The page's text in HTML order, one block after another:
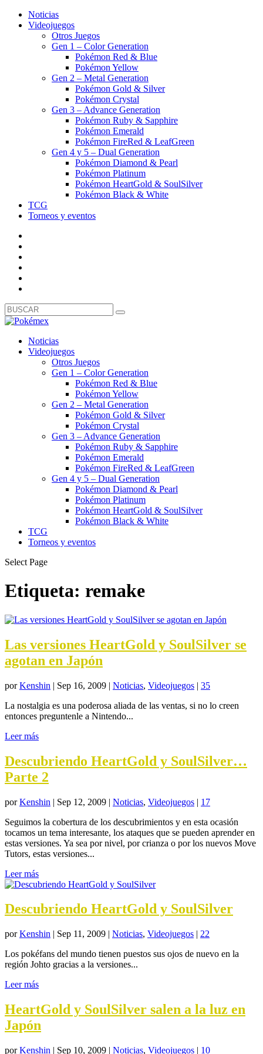
Noticias
Videojuegos
Otros Juegos
Gen 1 – Color Generation
Pokémon Red & Blue
Pokémon Yellow
Gen 2 – Metal Generation
Pokémon Gold & Silver
Pokémon Crystal
Gen 3 – Advance Generation
Pokémon Ruby & Sapphire
Pokémon Emerald
Pokémon FireRed & LeafGreen
Gen 4 y 5 – Dual Generation
Pokémon Diamond & Pearl
Pokémon Platinum
Pokémon HeartGold & SoulSilver
Pokémon Black & White
TCG
Torneos y eventos
Noticias
Videojuegos
Otros Juegos
Gen 1 – Color Generation
Pokémon Red & Blue
Pokémon Yellow
Gen 2 – Metal Generation
Pokémon Gold & Silver
Pokémon Crystal
Gen 3 – Advance Generation
Pokémon Ruby & Sapphire
Pokémon Emerald
Pokémon FireRed & LeafGreen
Gen 4 y 5 – Dual Generation
Pokémon Diamond & Pearl
Pokémon Platinum
Pokémon HeartGold & SoulSilver
Pokémon Black & White
TCG
Torneos y eventos
Select Page
Etiqueta: remake
Las versiones HeartGold y SoulSilver se
agotan en Japón
porKenshin | Sep 16, 2009 | Noticias, Videojuegos | 35
La nostalgia es una poderosa aliada de las ventas, si no lo creen
entonces preguntenle a Nintendo...
Leer más
Descubriendo HeartGold y SoulSilver…
Parte 2
porKenshin | Sep 12, 2009 | Noticias, Videojuegos | 17
Seguimos la cobertura de los descubrimientos y en esta ocasión
tocamos un tema interesante, los ataques que se pueden aprender en
estas versiones. Ya sea por nivel, por crianza o por los nuevos Move
Tutors, estas versiones...
Leer más
Descubriendo HeartGold y SoulSilver
porKenshin | Sep 11, 2009 | Noticias, Videojuegos | 22
Los pokéfans del mundo tienen puestos sus ojos de nuevo en la
región Johto gracias a la versiones...
Leer más
HeartGold y SoulSilver salen a la luz en
Japón
porKenshin | Sep 10, 2009 | Noticias, Videojuegos | 10